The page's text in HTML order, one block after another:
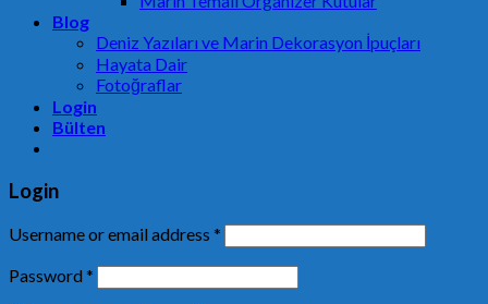
Blog
Deniz Yazıları ve Marin Dekorasyon İpuçları
Hayata Dair
Fotoğraflar
Login
Bülten
Login
Username or email address *
Password*